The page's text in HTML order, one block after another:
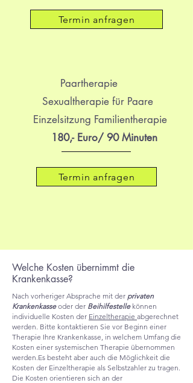
Termin anfragen
Paartherapie
Sexualtherapie für Paare
Einzelsitzung Familientherapie
180,- Euro/ 90 Minuten
Termin anfragen
Welche Kosten übernimmt die
Krankenkasse?
Nach vorheriger Absprache mit der privaten
Krankenkasseoder der Beihilfestelle können
individuelle Kosten der Einzeltherapie abgerechnet
werden. Bitte kontaktieren Sie vor Beginn einer
Therapie Ihre Krankenkasse, in welchem Umfang die
Kosten einer systemischen Therapie übernommen
werden.Es besteht aber auch die Möglichkeit die
Kosten der Einzeltherapie als Selbstzahler zu tragen.
Die Kosten orientieren sich an der